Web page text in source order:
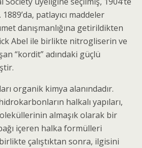
1889’da, patlayıcı maddeler
danışmanlığına getirildikten
Abel ile birlikte nitrogliserin ve
“kordit” adındaki güçlü
organik kimya alanında­dır.
halkalı ya­pıları,
almaşık ola­rak bir
içeren halka formülle­ri
çalıştıktan sonra, ilgisini